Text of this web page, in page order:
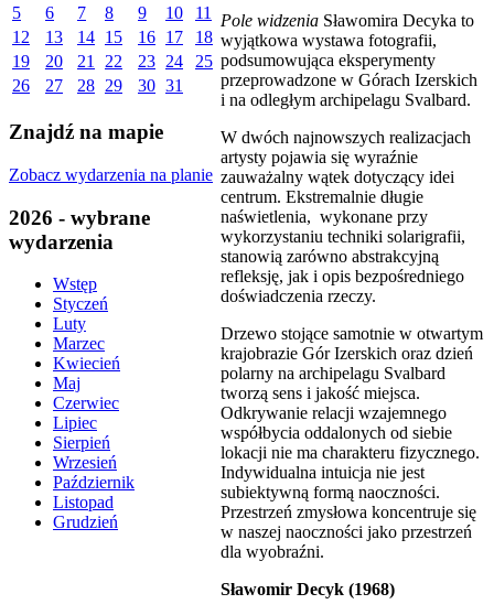
5
6 7 8 9 10
11
12
13 14 15 16 17
18
19
20 21 22 23 24
25
26
27 28 29 30 31
Znajdź na mapie
Zobacz wydarzenia na planie
2026 - wybrane
wydarzenia
Wstęp
Styczeń
Luty
Marzec
Kwiecień
Maj
Czerwiec
Lipiec
Sierpień
Wrzesień
Październik
Listopad
Grudzień
Pole widzenia Sławomira Decyka to
wyjątkowa wystawa fotografii,
podsumowująca eksperymenty
przeprowadzone w Górach Izerskich
i na odległym archipelagu Svalbard.
W dwóch najnowszych realizacjach
artysty pojawia się wyraźnie
zauważalny wątek dotyczący idei
centrum. Ekstremalnie długie
naświetlenia, wykonane przy
wykorzystaniu techniki solarigrafii,
stanowią zarówno abstrakcyjną
refleksję, jak i opis bezpośredniego
doświadczenia rzeczy.
Drzewo stojące samotnie w otwartym
krajobrazie Gór Izerskich oraz dzień
polarny na archipelagu Svalbard
tworzą sens i jakość miejsca.
Odkrywanie relacji wzajemnego
współbycia oddalonych od siebie
lokacji nie ma charakteru fizycznego.
Indywidualna intuicja nie jest
subiektywną formą naoczności.
Przestrzeń zmysłowa koncentruje się
w naszej naoczności jako przestrzeń
dla wyobraźni.
Sławomir Decyk (1968)